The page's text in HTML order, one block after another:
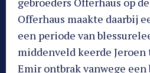
Offerhaus maakte daarbij
een periode van
middenveld keerde Jeroen
Emir ontbrak vanwege een